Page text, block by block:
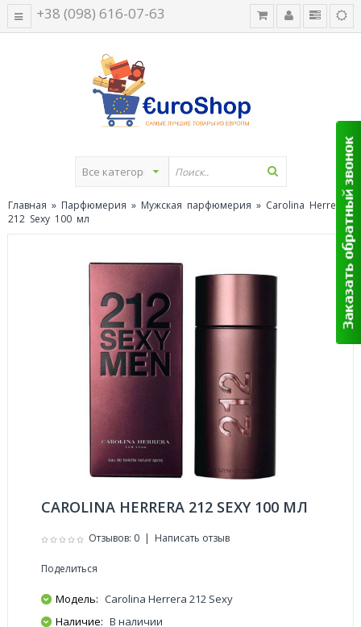
+38 (098) 616-07-63
Главная » Парфюмерия » Мужская парфюмерия » Carolina Herrera
212 Sexy 100 мл
CAROLINA HERRERA 212 SEXY 100 МЛ
Отзывов: 0 | Написать отзыв
Поделиться
Модель: Carolina Herrera 212 Sexy
Наличие: В наличии